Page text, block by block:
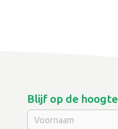
Blijf op de hoogte